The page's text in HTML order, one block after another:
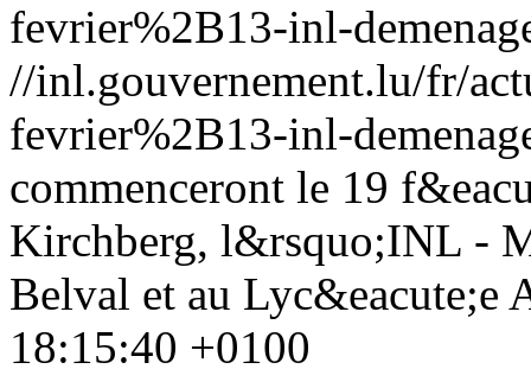
fevrier%2B13-inl-
//inl.gouvernement.lu/fr/
fevrier%2B13-inl-
commenceront le 19
Kirchberg, l&rsquo;INL -
Belval et au Lyc&eacute;e
18:15:40 +0100